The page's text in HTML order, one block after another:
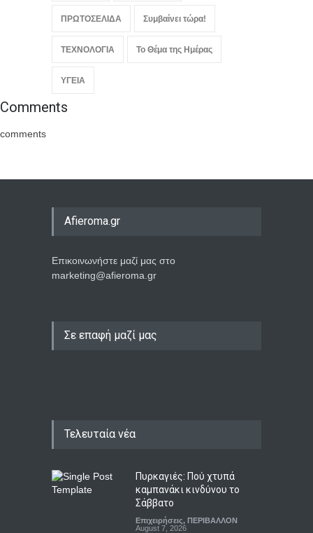
ΠΡΩΤΟΣΕΛΙΔΑ Συμβαίνει τώρα!
ΤΕΧΝΟΛΟΓΙΑ Το Θέμα της Ημέρας
ΥΓΕΙΑ
Comments
comments
Afieroma.gr
Επικοινωνήστε μαζί μας στο
marketing@afieroma.gr
Σε επαφή μαζί μας
Τελευταία νέα
Πυρκαγιές: Πού χτυπά
καμπανάκι κινδύνου το
Σάββατο
Επιχειρήσεις, ΠΕΡΙΒΑΛΛΟΝ
August 7, 2026